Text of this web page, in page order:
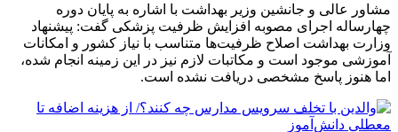
مشاور عالی و جانشین وزیر بهداشت با اشاره به پایان دوره
چهارساله اجرای مصوبه افزایش ظرفیت پزشکی گفت: پیشنهاد
وزارت بهداشت اصلاح ظرفیت‌ها متناسب با نیاز کشور و امکانات
آموزشی موجود است و مکاتبات لازم نیز در این زمینه انجام شده،
اما هنوز پاسخ مشخصی دریافت نشده است.